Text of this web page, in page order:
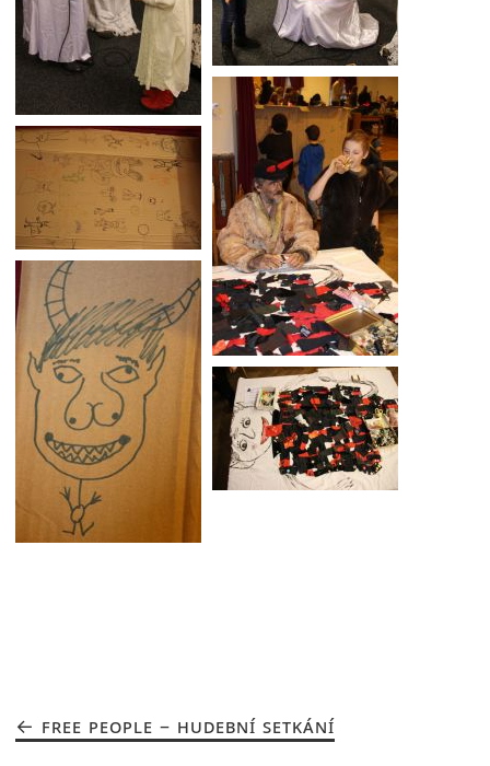
FREE PEOPLE – HUDEBNÍ SETKÁNÍ